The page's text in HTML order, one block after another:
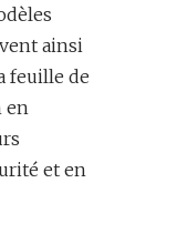
ainsi
feuille de
en
et en